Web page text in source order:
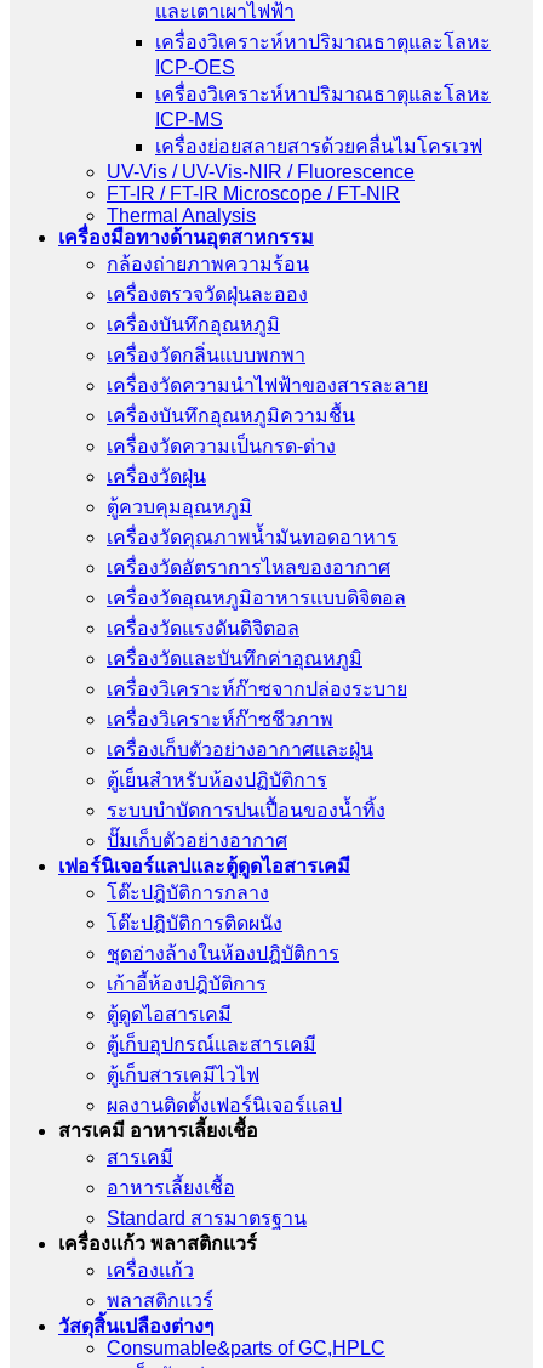
และเตาเผาไฟฟ้า
เครื่องวิเคราะห์หาปริมาณธาตุและโลหะ
ICP-OES
เครื่องวิเคราะห์หาปริมาณธาตุและโลหะ
ICP-MS
เครื่องย่อยสลายสารด้วยคลื่นไมโครเวฟ
UV-Vis / UV-Vis-NIR / Fluorescence
FT-IR / FT-IR Microscope / FT-NIR
Thermal Analysis
เครื่องมือทางด้านอุตสาหกรรม
กล้องถ่ายภาพความร้อน
เครื่องตรวจวัดฝุ่นละออง
เครื่องบันทึกอุณหภูมิ
เครื่องวัดกลิ่นแบบพกพา
เครื่องวัดความนําไฟฟ้าของสารละลาย
เครื่องบันทึกอุณหภูมิความชื้น
เครื่องวัดความเป็นกรด-ด่าง
เครื่องวัดฝุ่น
ตู้ควบคุมอุณหภูมิ
เครื่องวัดคุณภาพน้ำมันทอดอาหาร
เครื่องวัดอัตราการไหลของอากาศ
เครื่องวัดอุณหภูมิอาหารแบบดิจิตอล
เครื่องวัดแรงดันดิจิตอล
เครื่องวัดและบันทึกค่าอุณหภูมิ
เครื่องวิเคราะห์ก๊าซจากปล่องระบาย
เครื่องวิเคราะห์ก๊าซชีวภาพ
เครื่องเก็บตัวอย่างอากาศเเละฝุ่น
ตู้เย็นสำหรับห้องปฏิบัติการ
ระบบบำบัดการปนเปื้อนของน้ำทิ้ง
ปั๊มเก็บตัวอย่างอากาศ
เฟอร์นิเจอร์แลปและตู้ดูดไอสารเคมี
โต๊ะปฎิบัติการกลาง
โต๊ะปฎิบัติการติดผนัง
ชุดอ่างล้างในห้องปฎิบัติการ
เก้าอี้ห้องปฎิบัติการ
ตู้ดูดไอสารเคมี
ตู้เก็บอุปกรณ์เเละสารเคมี
ตู้เก็บสารเคมีไวไฟ
ผลงานติดตั้งเฟอร์นิเจอร์เเลป
สารเคมี อาหารเลี้ยงเชื้อ
สารเคมี
อาหารเลี้ยงเชื้อ
Standard สารมาตรฐาน
เครื่องเเก้ว พลาสติกแวร์
เครื่องเเก้ว
พลาสติกแวร์
วัสดุสิ้นเปลืองต่างๆ
Consumable&parts of GC,HPLC